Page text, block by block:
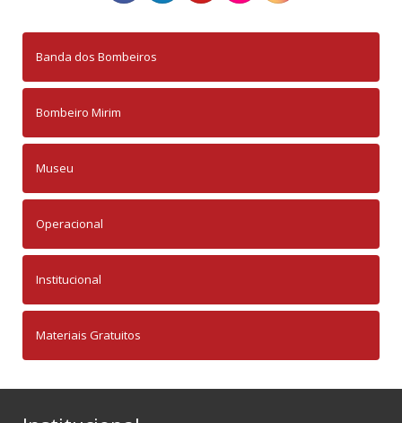
Banda dos Bombeiros
Bombeiro Mirim
Museu
Operacional
Institucional
Materiais Gratuitos